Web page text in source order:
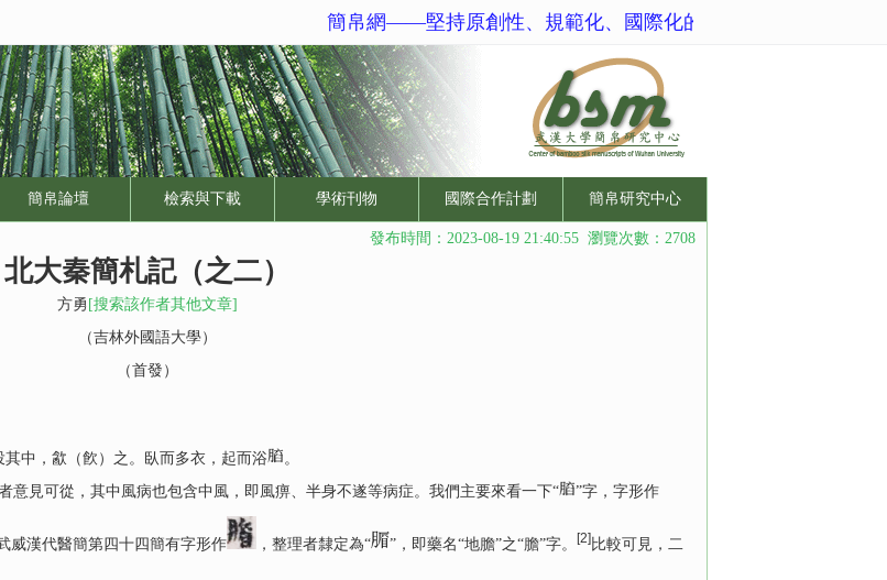
簡帛網——堅持原創性、規範化、國際化的學術網站
簡帛論壇 檢索與下載 學術刊物 國際合作計劃 簡帛研究中心
發布時間：2023-08-19 21:40:55 瀏覽次數：2708
北大秦簡札記（之二）
方勇 [搜索該作者其他文章]
（吉林外國語大學）
（首發）
中，㱃（飮）之。臥而多衣，起而浴
。
意見可從，其中風病也包含中風，即風痹、半身不遂等病症。我們主要來看一下“
”字，字形作
威漢代醫簡第四十四簡有字形作 ，整理者隸定為“ ”，即藥名“地膽”之“膽”字。 [2] 比較可見，二